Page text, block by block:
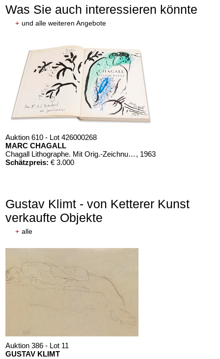
Was Sie auch interessieren könnte
+ und alle weiteren Angebote
Auktion 610 - Lot 426000268
MARC CHAGALL
Chagall Lithographe. Mit Orig.-Zeichnung von Chagall , 1963
Schätzpreis: € 3.000
Gustav Klimt - von Ketterer Kunst
verkaufte Objekte
+ alle
Auktion 386 - Lot 11
GUSTAV KLIMT